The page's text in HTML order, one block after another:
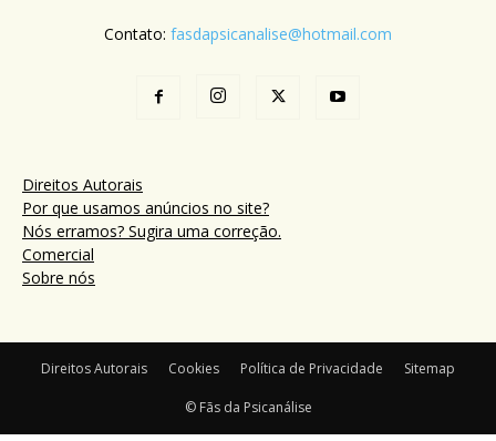
Contato: fasdapsicanalise@hotmail.com
Direitos Autorais
Por que usamos anúncios no site?
Nós erramos? Sugira uma correção.
Comercial
Sobre nós
Direitos Autorais Cookies Política de Privacidade Sitemap
© Fãs da Psicanálise